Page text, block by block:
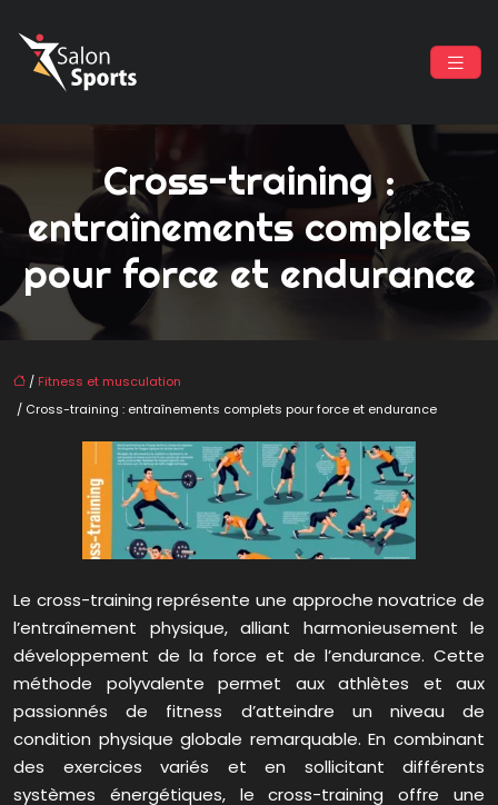
Cross-training :
entraînements complets
pour force et endurance
/ Fitness et musculation
/ Cross-training : entraînements complets pour force et endurance
Le cross-training représente une approche novatrice de
l’entraînement physique, alliant harmonieusement le
développement de la force et de l’endurance. Cette
méthode polyvalente permet aux athlètes et aux
passionnés de fitness d’atteindre un niveau de
condition physique globale remarquable. En combinant
des exercices variés et en sollicitant différents
systèmes énergétiques, le cross-training offre une